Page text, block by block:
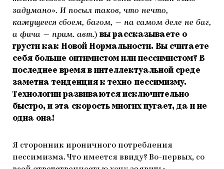
задумано». И посыл таков, что нечто,
кажущееся сбоем, багом, — на самом деле не баг,
а фича — прим. авт.) вы рассказываете о
грусти как Новой Нормальности. Вы считаете
себя больше оптимистом или пессимистом? В
последнее время в интеллектуальной среде
заметна тенденция к техно-пессимизму.
Технологии развиваются исключительно
быстро, и эта скорость многих пугает, да и не
одна она!
Я сторонник ироничного потребления
пессимизма. Что имеется ввиду? Во-первых, со